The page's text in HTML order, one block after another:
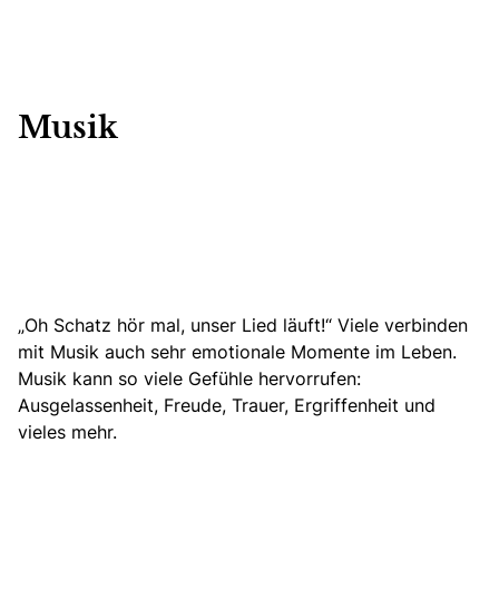
Musik
„Oh Schatz hör mal, unser Lied läuft!“ Viele verbinden
mit Musik auch sehr emotionale Momente im Leben.
Musik kann so viele Gefühle hervorrufen:
Ausgelassenheit, Freude, Trauer, Ergriffenheit und
vieles mehr.